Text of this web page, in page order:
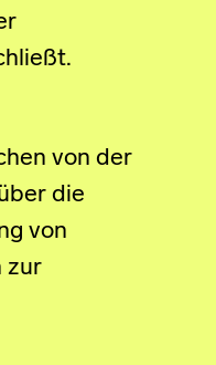
von der
die
von
zur